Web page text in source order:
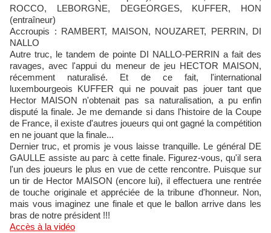
ROCCO, LEBORGNE, DEGEORGES, KUFFER, HON
(entraîneur)
Accroupis : RAMBERT, MAISON, NOUZARET, PERRIN, DI
NALLO
Autre truc, le tandem de pointe DI NALLO-PERRIN a fait des
ravages, avec l'appui du meneur de jeu HECTOR MAISON,
récemment naturalisé. Et de ce fait, l'international
luxembourgeois KUFFER qui ne pouvait pas jouer tant que
Hector MAISON n'obtenait pas sa naturalisation, a pu enfin
disputé la finale. Je me demande si dans l'histoire de la Coupe
de France, il existe d'autres joueurs qui ont gagné la compétition
en ne jouant que la finale...
Dernier truc, et promis je vous laisse tranquille. Le général DE
GAULLE assiste au parc à cette finale. Figurez-vous, qu'il sera
l'un des joueurs le plus en vue de cette rencontre. Puisque sur
un tir de Hector MAISON (encore lui), il effectuera une rentrée
de touche originale et appréciée de la tribune d'honneur. Non,
mais vous imaginez une finale et que le ballon arrive dans les
bras de notre président !!!
Accès à la vidéo